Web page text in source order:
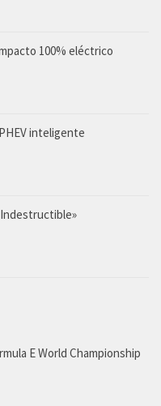
100% eléctrico
inteligente
Indestructible»
E World Championship